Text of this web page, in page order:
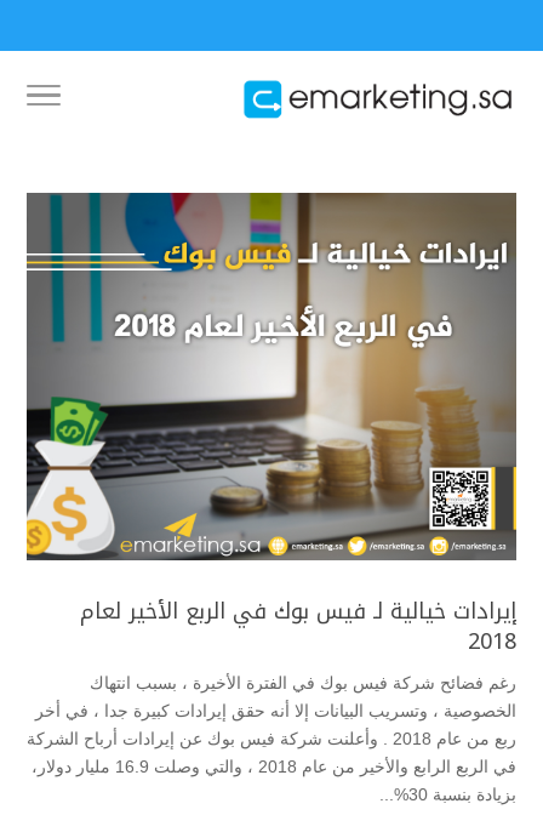
إيرادات خيالية لـ فيس بوك في الربع الأخير لعام
2018
رغم فضائح شركة فيس بوك في الفترة الأخيرة ، بسبب انتهاك
الخصوصية ، وتسريب البيانات إلا أنه حقق إيرادات كبيرة جدا ، في أخر
ربع من عام 2018 . وأعلنت شركة فيس بوك عن إيرادات أرباح الشركة
في الربع الرابع والأخير من عام 2018 ، والتي وصلت 16.9 مليار دولار،
بزيادة بنسبة 30%...